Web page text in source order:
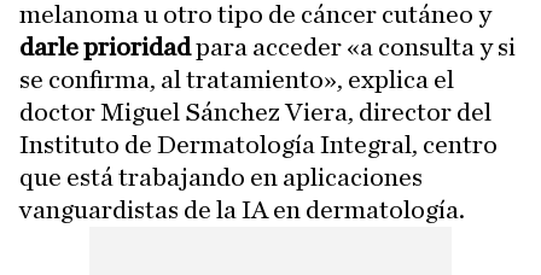
melanoma u otro tipo de cáncer cutáneo y
darle prioridadpara acceder «a consulta y si
se confirma, al tratamiento», explica el
doctor Miguel Sánchez Viera, director del
Instituto de Dermatología Integral, centro
que está trabajando en aplicaciones
vanguardistas de la IA en dermatología.